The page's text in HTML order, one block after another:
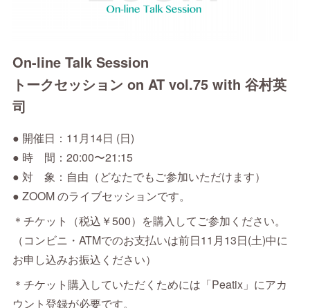
On-line Talk Session
トークセッション on AT vol.75 with 谷村英
司
● 開催日：11月14日 (日)
● 時 間：20:00〜21:15
● 対 象：自由（どなたでもご参加いただけます）
● ZOOM のライブセッションです。
＊チケット（税込￥500）を購入してご参加ください。
（コンビニ・ATMでのお支払いは前日11月13日(土)中に
お申し込みお振込ください）
＊チケット購入していただくためには「Peatix」にアカ
ウント登録が必要です。